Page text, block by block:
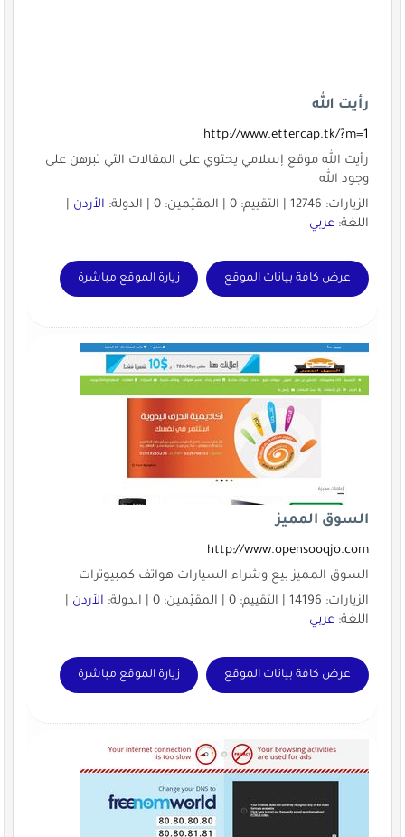
رأيت الله
http://www.ettercap.tk/?m=1
رأيت الله موقع إسلامي يحتوي على المقالات التي تبرهن على
وجود الله
الزيارات: 12746 | التقييم: 0 | المقيّمين: 0 | الدولة:
الأردن|
اللغة: عربي
عرض كافة بيانات الموقع زيارة الموقع مباشرة
السوق المميز
http://www.opensooqjo.com
السوق المميز بيع وشراء السيارات هواتف كمبيوترات
الزيارات: 14196 | التقييم: 0 | المقيّمين: 0 | الدولة:
الأردن|
اللغة: عربي
عرض كافة بيانات الموقع زيارة الموقع مباشرة